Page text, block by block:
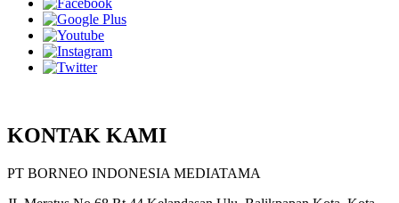
KONTAK KAMI
PT BORNEO INDONESIA MEDIATAMA